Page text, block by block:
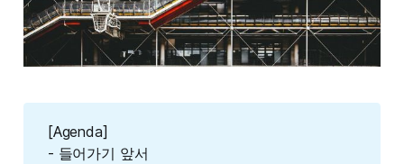
[Agenda]
- 들어가기 앞서